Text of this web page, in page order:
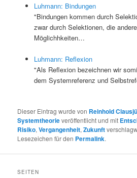
Luhmann: Bindungen
"Bindungen kommen durch
zwar durch Selektionen, die andere
Möglichhkeiten…
Luhmann: Reflexion
"Als Reflexion bezeichnen wir
dem Systemreferenz und
Dieser Eintrag wurde von Reinhold
Systemtheorieveröffentlicht und mit
Risiko,Vergangenheit,Zukunft
Lesezeichen für den Permalink.
SEITEN